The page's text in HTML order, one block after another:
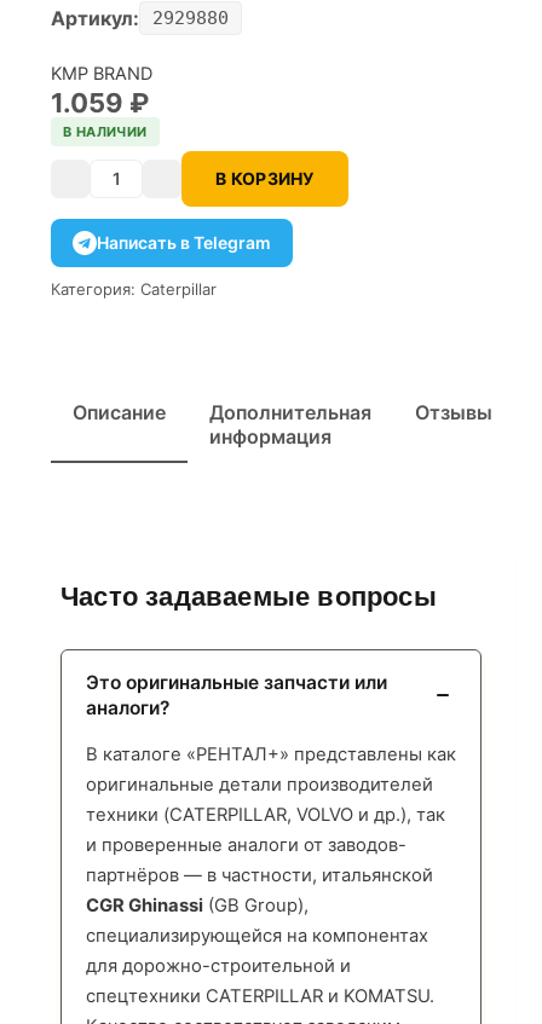
Артикул: 2929880
KMP BRAND
1.059 ₽
В НАЛИЧИИ
Количество В КОРЗИНУ
Написать в Telegram
Категория: Caterpillar
Описание
Дополнительная
информация
Отзывы
Часто задаваемые вопросы
Это оригинальные запчасти или
аналоги?
В каталоге «РЕНТАЛ+» представлены как
оригинальные детали производителей
техники (CATERPILLAR, VOLVO и др.), так
и проверенные аналоги от заводов-
партнёров — в частности, итальянской
CGR Ghinassi (GB Group),
специализирующейся на компонентах
для дорожно-строительной и
спецтехники CATERPILLAR и KOMATSU.